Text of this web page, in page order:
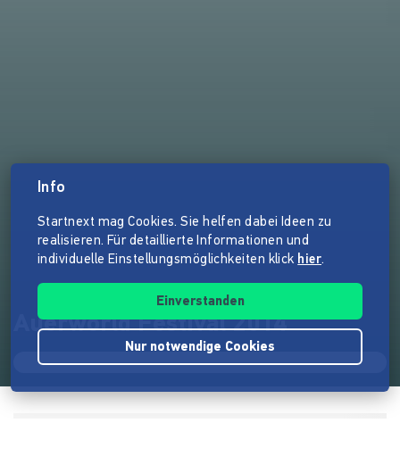
Auerworld Festival 2014
Info
Startnext mag Cookies. Sie helfen dabei Ideen zu
realisieren. Für detaillierte Informationen und
individuelle Einstellungsmöglichkeiten klick hier.
Einverstanden
Nur notwendige Cookies